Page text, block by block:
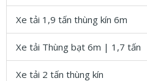
Xe tải 1,9 tấn thùng kín 6m
Xe tải Thùng bạt 6m | 1,7 tấn
Xe tải 2 tấn thùng kín